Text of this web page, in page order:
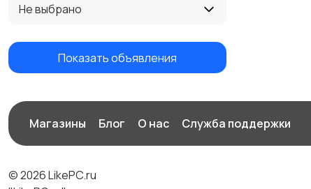
Не выбрано
Показать объявления
Магазины Блог О нас Служба поддержки
© 2026 LikePC.ru